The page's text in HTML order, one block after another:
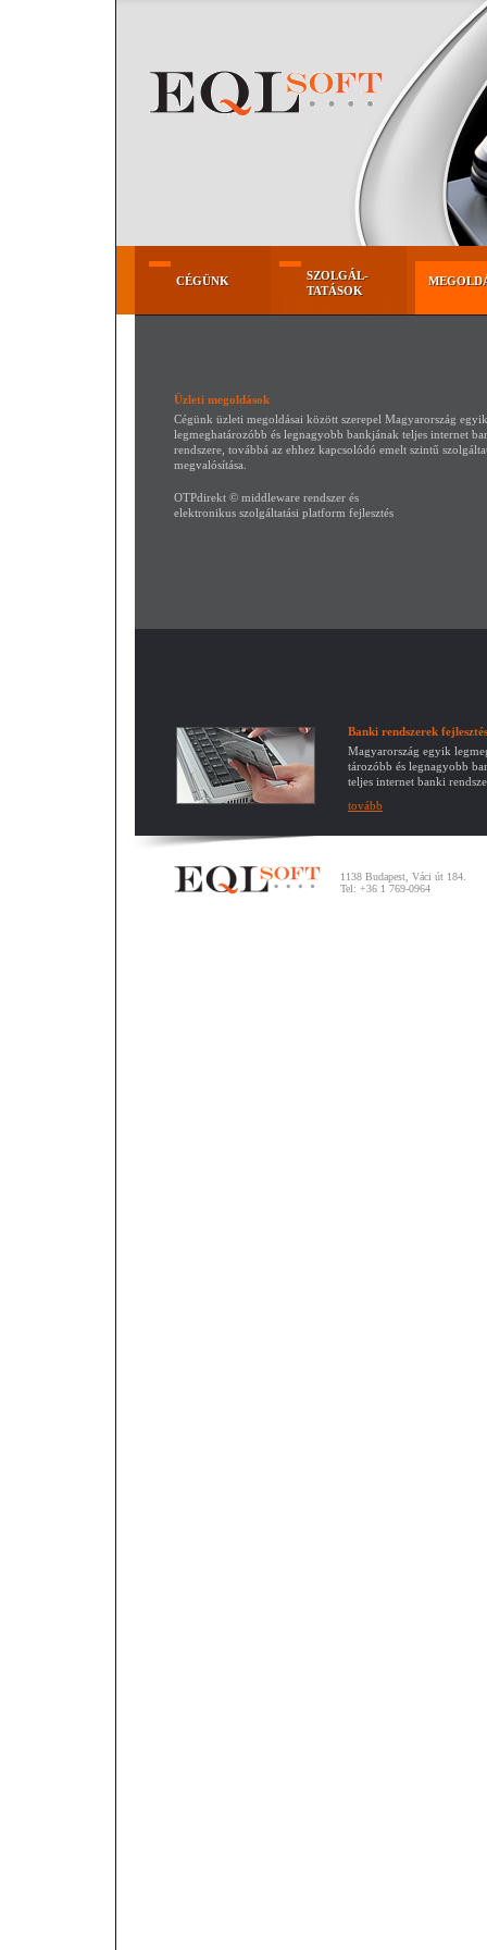
CÉGÜNK
CÉGÜNK
SZOLGÁL-
TATÁSOK
SZOLGÁL-
TATÁSOK
Üzleti megoldások
Cégünk üzleti megoldásai között szerepel Magyarország egyik
legmeghatározóbb és legnagyobb bankjának teljes internet
rendszere, továbbá az ehhez kapcsolódó emelt szintű
megvalósítása.
OTPdirekt © middleware rendszer és
elektronikus szolgáltatási platform fejlesztés
Banki rendszerek
Magyarország egyik
tározóbb és legnagyobb
teljes internet banki
tovább
1138 Budapest, Váci út 184.
Tel: +36 1 769-0964